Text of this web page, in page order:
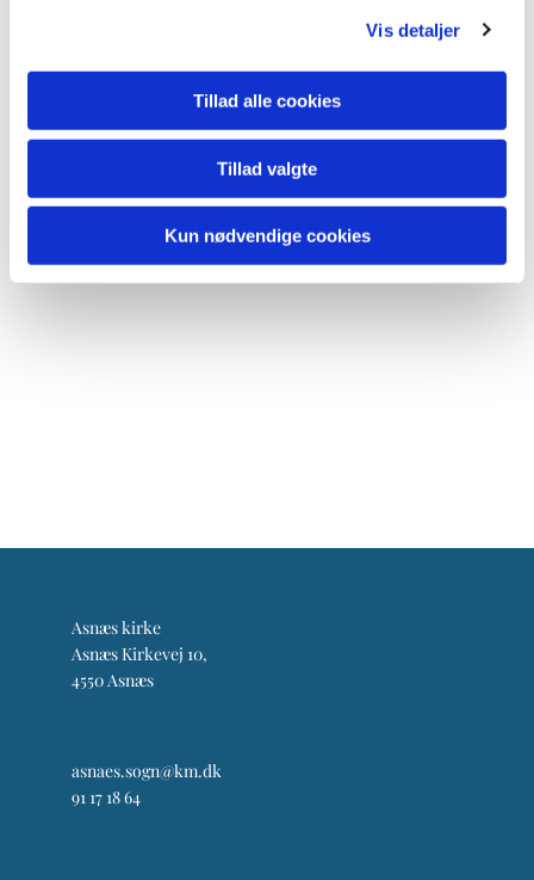
Vis detaljer
Tillad alle cookies
Tillad valgte
Kun nødvendige cookies
Asnæs kirke
Asnæs Kirkevej 10,
4550 Asnæs
asnaes.sogn@km.dk
91 17 18 64